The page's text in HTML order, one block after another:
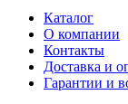
Каталог
О компании
Контакты
Доставка и
Гарантии и